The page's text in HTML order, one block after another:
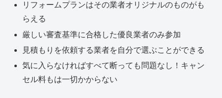
リフォームプランはその業者オリジナルのものがも
らえる
厳しい審査基準に合格した優良業者のみ参加
見積もりを依頼する業者を自分で選ぶことができる
気に入らなければすべて断っても問題なし！キャン
セル料もは一切かからない